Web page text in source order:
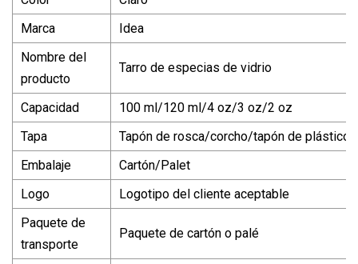
Marca
Idea
Nombre del
producto
Tarro de especias de vidrio
Capacidad
100 ml/120 ml/4 oz/3 oz/2 oz
Tapa
Tapón de rosca/corcho/tapón de plástico
Embalaje
Cartón/Palet
Logo
Logotipo del cliente aceptable
Paquete de
transporte
Paquete de cartón o palé